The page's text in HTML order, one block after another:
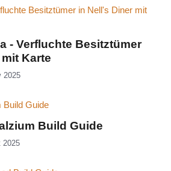
- Verfluchte Besitztümer
Karte
2025
Build Guide
2025